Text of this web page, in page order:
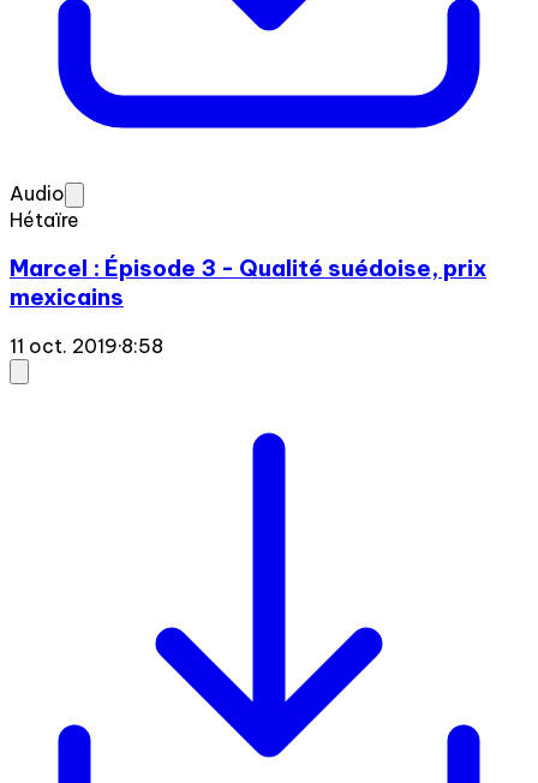
Audio
Hétaïre
Marcel : Épisode 3 - Qualité suédoise, prix
mexicains
11 oct. 2019·8:58